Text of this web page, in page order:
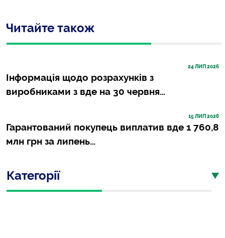
Читайте також
24 ЛИП 2026
Інформація щодо розрахунків з
виробниками з вде на 30 червня…
15 ЛИП 2026
Гарантований покупець виплатив вде 1 760,8
млн грн за липень…
Категорії